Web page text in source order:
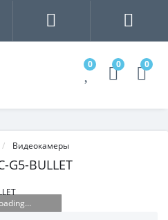
0 0 0
Видеокамеры
G5-BULLET